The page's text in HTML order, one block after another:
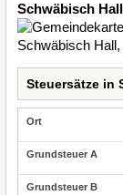
Schwäbisch
Steuersätze in